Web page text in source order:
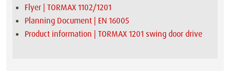
Flyer | TORMAX 1102/1201
Planning Document | EN 16005
Product information | TORMAX 1201 swing door drive